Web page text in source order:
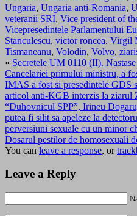
Ungaria, Ungaria anti-Romania,
veteranii SRI, Vice president of
Vicepresedintele Parlamentului
Stanculescu, victor roncea, Virgil
Tismaneanu, Volodin, Volvo,
« Secretele UM 0110 (II).
Cancelariei primului ministru, a
IMAS a fost si presedintele GDS
articol anti-KGB interzis la ziarul
“Duhovnicul SPP”, Irineu
putea fi silit sa apeleze la
perversiuni sexuale cu un minor
Dosarul pestilor de homosexuali
You can leave a response, or
Leave a Reply